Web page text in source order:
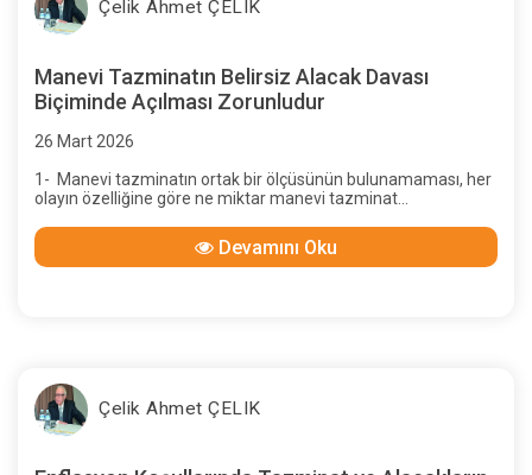
Çelik Ahmet ÇELIK
Manevi Tazminatın Belirsiz Alacak Davası
Biçiminde Açılması Zorunludur
26 Mart 2026
1- Manevi tazminatın ortak bir ölçüsünün bulunamaması, her
olayın özelliğine göre ne miktar manevi tazminat
olursa olsun,
Devamını Oku
Çelik Ahmet ÇELIK